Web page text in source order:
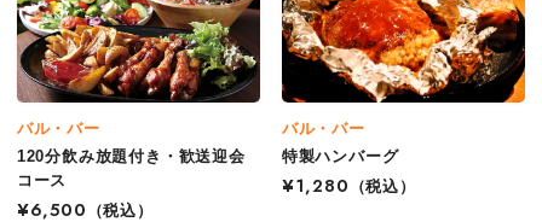
バル・バー
120分飲み放題付き・歓送迎会
コース
¥6,500
（税込）
バル・バー
特製ハンバーグ
¥1,280
（税込）